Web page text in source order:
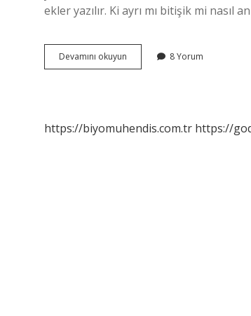
ekler yazılır. Ki ayrı mı bitişik mi nasıl
Devamını okuyun
Mı
8 Yorum
https://biyomuhendis.com.tr https://